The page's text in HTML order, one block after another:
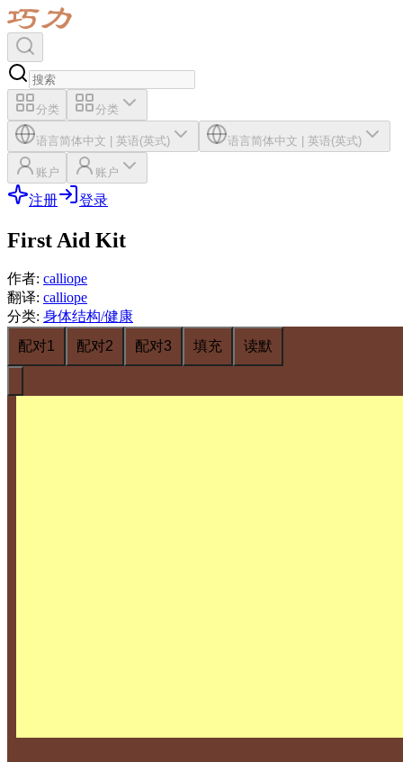
分类 分类
语言简体中文 | 英语(英式) 语言简体中文 | 英语(英式)
账户 账户
注册 登录
First Aid Kit
作者: calliope
翻译: calliope
分类: 身体结构/健康
配对1
配对2 配对3 填充 读默